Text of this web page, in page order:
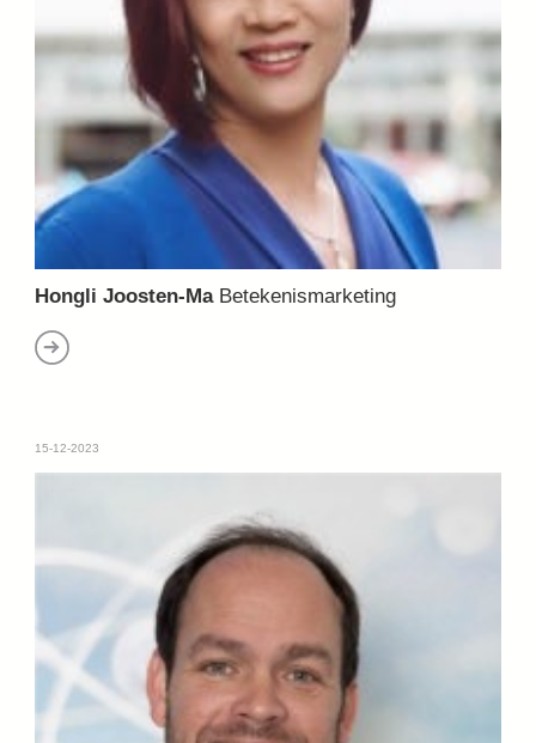
Hongli Joosten-Ma Betekenismarketing
15-12-2023